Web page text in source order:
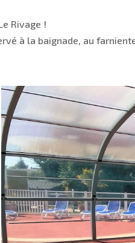
Rivage !
à la baignade, au